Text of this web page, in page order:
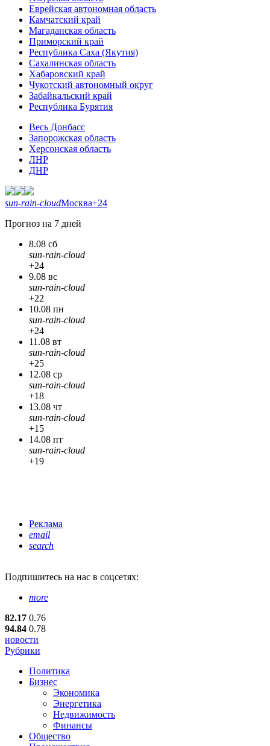
Еврейская автономная область
Камчатский край
Магаданская область
Приморский край
Республика Саха (Якутия)
Сахалинская область
Хабаровский край
Чукотский автономный округ
Забайкальский край
Республика Бурятия
Весь Донбасс
Запорожская область
Херсонская область
ЛНР
ДНР
sun-rain-cloudМосква+24
Прогноз на 7 дней
8.08 сб
sun-rain-cloud
+24
9.08 вс
sun-rain-cloud
+22
10.08 пн
sun-rain-cloud
+24
11.08 вт
sun-rain-cloud
+25
12.08 ср
sun-rain-cloud
+18
13.08 чт
sun-rain-cloud
+15
14.08 пт
sun-rain-cloud
+19
Реклама
email
search
Подпишитесь на нас в соцсетях:
more
82.17 0.76
94.84 0.78
новости
Рубрики
Политика
Бизнес
Экономика
Энергетика
Недвижимость
Финансы
Общество